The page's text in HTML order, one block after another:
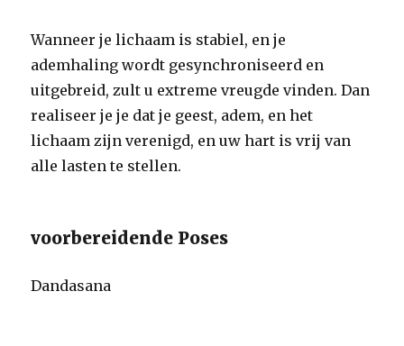
Wanneer je lichaam is stabiel, en je
ademhaling wordt gesynchroniseerd en
uitgebreid, zult u extreme vreugde vinden. Dan
realiseer je je dat je geest, adem, en het
lichaam zijn verenigd, en uw hart is vrij van
alle lasten te stellen.
voorbereidende Poses
Dandasana